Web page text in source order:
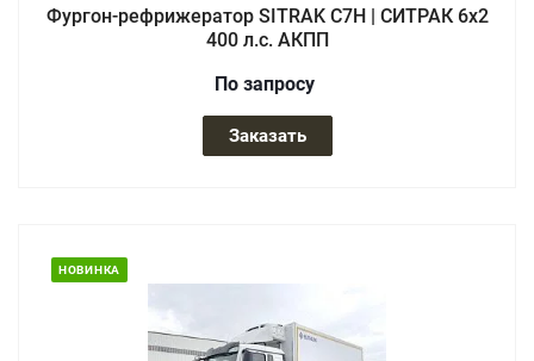
Фургон-рефрижератор SITRAK C7H | СИТРАК 6х2
400 л.с. АКПП
По запросу
Заказать
НОВИНКА